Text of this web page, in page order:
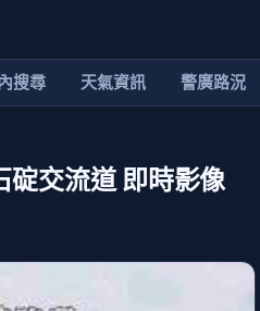
搜尋 天氣資訊 警廣路況
碇交流道 即時影像